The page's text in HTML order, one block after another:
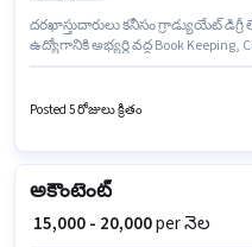
దరఖాస్తుదారులు కనీసం గ్రాడ్యుయేట్
ఉద్యోగానికి అభ్యర్థి వద్ద Book Keeping,
అనుభవం ఉన్న వారికి కోసం అనుకూలంగా
సంపాదించవచ్చు. ఈ ఉద్యోగానికి
Posted 5 రోజులు క్రితం
అకౌంటెంట్
₹ 15,000 - 20,000per నెల